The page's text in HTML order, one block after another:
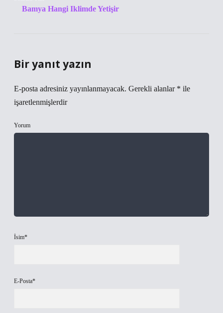
Bamya Hangi Iklimde Yetişir
Bir yanıt yazın
E-posta adresiniz yayınlanmayacak. Gerekli alanlar * ile
işaretlenmişlerdir
Yorum
İsim*
E-Posta*